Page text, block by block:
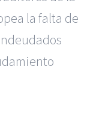
la falta de
|Reclamación
Madrid|